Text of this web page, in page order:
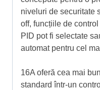
niveluri de securitate
off, funcțiile de
PID pot fi selectate
automat pentru cel
16A oferă cea mai
standard într-un